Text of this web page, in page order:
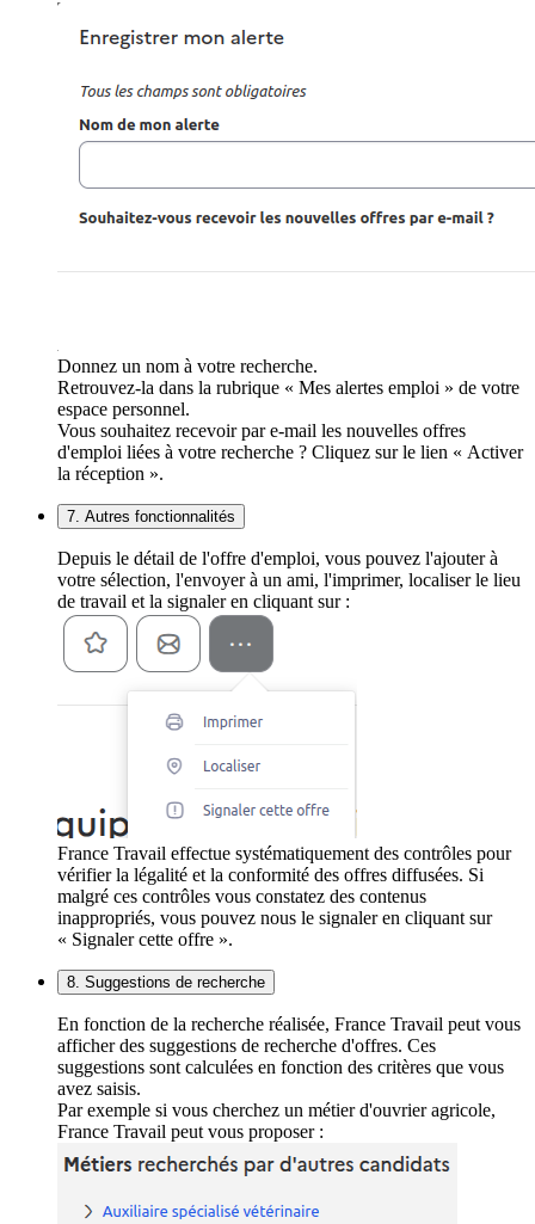
Donnez un nom à votre recherche.
Retrouvez-la dans la rubrique « Mes alertes emploi » de votre
espace personnel.
Vous souhaitez recevoir par e-mail les nouvelles offres
d'emploi liées à votre recherche ? Cliquez sur le lien « Activer
la réception ».
7. Autres fonctionnalités
Depuis le détail de l'offre d'emploi, vous pouvez l'ajouter à
votre sélection, l'envoyer à un ami, l'imprimer, localiser le lieu
de travail et la signaler en cliquant sur :
France Travail effectue systématiquement des contrôles pour
vérifier la légalité et la conformité des offres diffusées. Si
malgré ces contrôles vous constatez des contenus
inappropriés, vous pouvez nous le signaler en cliquant sur
« Signaler cette offre ».
8. Suggestions de recherche
En fonction de la recherche réalisée, France Travail peut vous
afficher des suggestions de recherche d'offres. Ces
suggestions sont calculées en fonction des critères que vous
avez saisis.
Par exemple si vous cherchez un métier d'ouvrier agricole,
France Travail peut vous proposer :